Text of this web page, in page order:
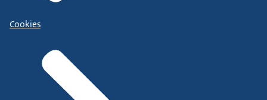
Cookies